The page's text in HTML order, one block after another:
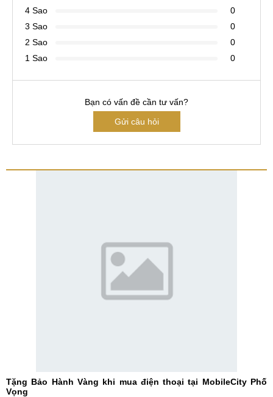
4 Sao
0
3 Sao
0
2 Sao
0
1 Sao
0
Bạn có vấn đề cần tư vấn?
Gửi câu hỏi
Tặng Bảo Hành Vàng khi mua điện thoại tại MobileCity Phố
Vọng